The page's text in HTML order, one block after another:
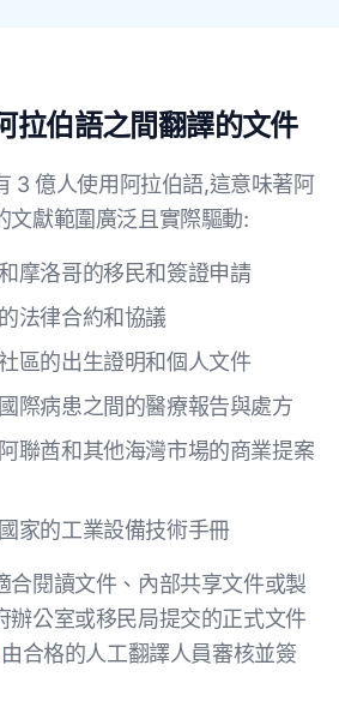
拉伯語之間翻譯的文件
3 億人使用阿拉伯語,這意味著阿
文獻範圍廣泛且實際驅動:
摩洛哥的移民和簽證申請
法律合約和協議
區的出生證明和個人文件
際病患之間的醫療報告與處方
聯酋和其他海灣市場的商業提案
家的工業設備技術手冊
合閱讀文件、內部共享文件或製
辦公室或移民局提交的正式文件
由合格的人工翻譯人員審核並簽